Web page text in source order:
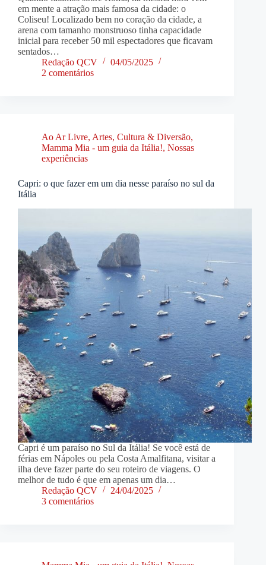
em mente a atração mais famosa da cidade: o
Coliseu! Localizado bem no coração da cidade, a
arena com tamanho monstruoso tinha capacidade
inicial para receber 50 mil espectadores que ficavam
sentados…
Redação QCV
04/05/2025
2 comentários
Ao Ar Livre, Artes, Cultura & Diversão,
Mamma Mia - um guia da Itália!, Nossas
experiências
Capri: o que fazer em um dia nesse paraíso no sul da
Itália
Capri é um paraíso no Sul da Itália! Se você está de
férias em Nápoles ou pela Costa Amalfitana, visitar a
ilha deve fazer parte do seu roteiro de viagens. O
melhor de tudo é que em apenas um dia…
Redação QCV
24/04/2025
3 comentários